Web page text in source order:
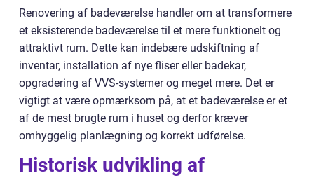
Renovering af badeværelse handler om at transformere
et eksisterende badeværelse til et mere funktionelt og
attraktivt rum. Dette kan indebære udskiftning af
inventar, installation af nye fliser eller badekar,
opgradering af VVS-systemer og meget mere. Det er
vigtigt at være opmærksom på, at et badeværelse er et
af de mest brugte rum i huset og derfor kræver
omhyggelig planlægning og korrekt udførelse.
Historisk udvikling af